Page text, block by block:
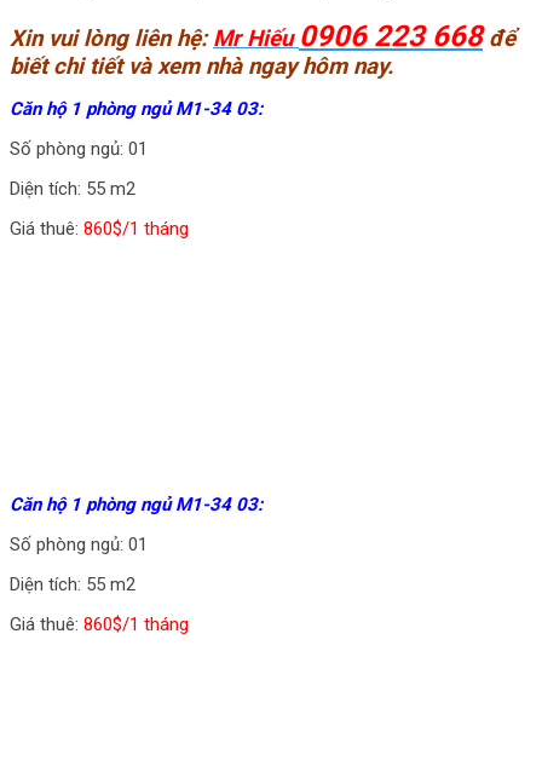
Xin vui lòng liên hệ:Mr Hiếu 0906 223 668để
biết chi tiết và xem nhà ngay hôm nay.
Căn hộ 1 phòng ngủ M1-34 03:
Số phòng ngủ: 01
Diện tích: 55 m2
Giá thuê: 860$/1 tháng
Căn hộ 1 phòng ngủ M1-34 03:
Số phòng ngủ: 01
Diện tích: 55 m2
Giá thuê: 860$/1 tháng